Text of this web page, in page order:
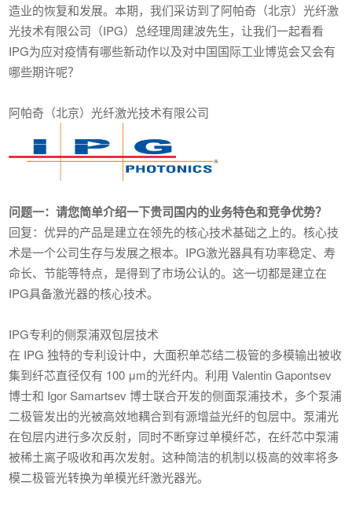
造业的恢复和发展。本期，我们采访到了阿帕奇（北京）光纤激
光技术有限公司（IPG）总经理周建波先生，让我们一起看看
IPG为应对疫情有哪些新动作以及对中国国际工业博览会又会有
哪些期许呢？
阿帕奇（北京）光纤激光技术有限公司
问题一：请您简单介绍一下贵司国内的业务特色和竞争优势？
回复：优异的产品是建立在领先的核心技术基础之上的。核心技
术是一个公司生存与发展之根本。IPG激光器具有功率稳定、寿
命长、节能等特点，是得到了市场公认的。这一切都是建立在
IPG具备激光器的核心技术。
IPG专利的侧泵浦双包层技术
在 IPG 独特的专利设计中，大面积单芯结二极管的多模输出被收
集到纤芯直径仅有 100 μm的光纤内。利用 Valentin Gapontsev
博士和 Igor Samartsev 博士联合开发的侧面泵浦技术，多个泵浦
二极管发出的光被高效地耦合到有源增益光纤的包层中。泵浦光
在包层内进行多次反射，同时不断穿过单模纤芯，在纤芯中泵浦
被稀土离子吸收和再次发射。这种简洁的机制以极高的效率将多
模二极管光转换为单模光纤激光器光。